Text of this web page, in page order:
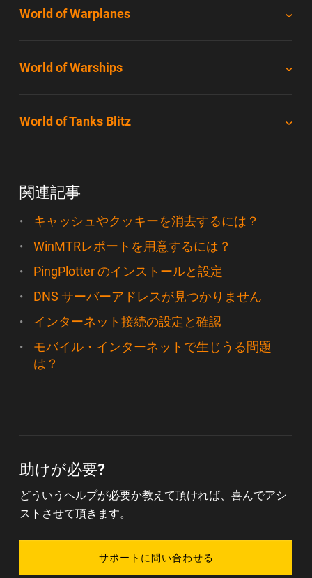
World of Warplanes
World of Warships
World of Tanks Blitz
関連記事
キャッシュやクッキーを消去するには？
WinMTRレポートを用意するには？
PingPlotter のインストールと設定
DNS サーバーアドレスが見つかりません
インターネット接続の設定と確認
モバイル・インターネットで生じうる問題
は？
助けが必要?
どういうヘルプが必要か教えて頂ければ、喜んでアシ
ストさせて頂きます。
サポートに問い合わせる